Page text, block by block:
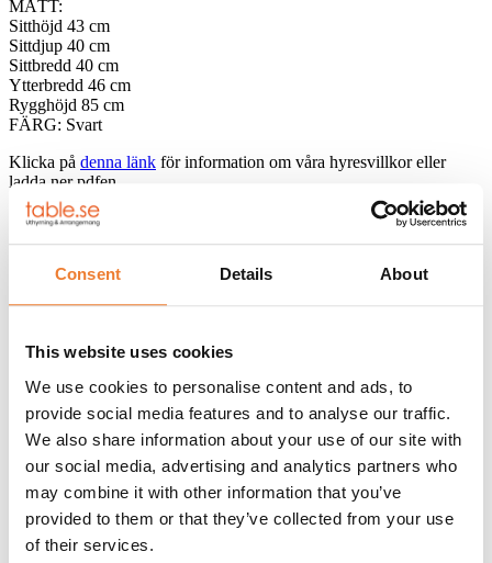
Consent Details About
This website uses cookies
We use cookies to personalise content and ads, to
provide social media features and to analyse our traffic.
We also share information about your use of our site with
our social media, advertising and analytics partners who
may combine it with other information that you’ve
provided to them or that they’ve collected from your use
of their services.
MÅTT:
Sitthöjd 43 cm
Sittdjup 40 cm
Sittbredd 40 cm
Ytterbredd 46 cm
Rygghöjd 85 cm
FÄRG: Svart
Klicka på denna länk för information om våra hyresvillkor eller
ladda ner pdfen
E-post: info@table.se
RELATERADE PRODUKTER
Bankettbord Ø 153 cm
Art nr. 1402
135kr
Lägg till i varukorg